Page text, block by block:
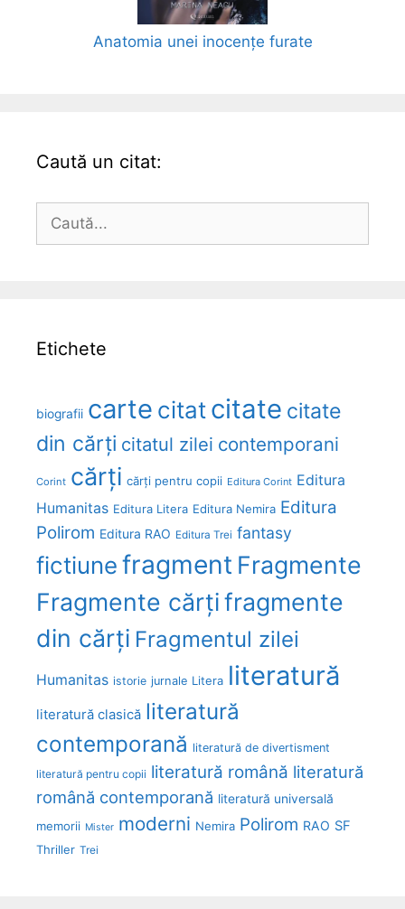
Anatomia unei inocențe furate
Caută un citat:
după:
Etichete
biografii carte citatcitate citate
din cărți citatul zilei contemporani
Corint cărți cărți pentru copii Editura Corint Editura
Humanitas Editura Litera Editura Nemira Editura
Polirom Editura RAO Editura Trei fantasy
fictiunefragment Fragmente
Fragmente cărțifragmente
din cărți Fragmentul zilei
Humanitas istorie jurnale Litera literatură
literatură clasică literatură
contemporană literatură de divertisment
literatură pentru copii literatură română literatură
română contemporană literatură universală
memorii Mister moderni Nemira Polirom RAO SF
Thriller Trei